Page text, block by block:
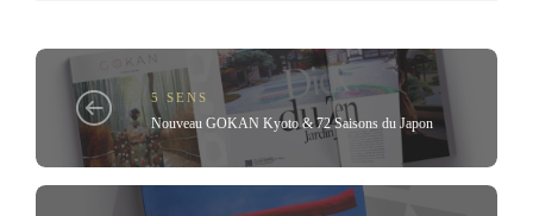
5 SENS
Nouveau GOKAN Kyoto & 72 Saisons du Japon